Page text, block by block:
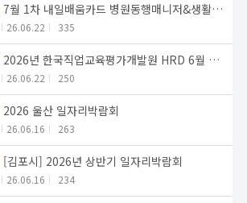
7월 1차 내일배움카드 병원동행매니저&생활지원사 교육생 모집
26.06.22 335
2026년 한국직업교육평가개발원 HRD 6월 교육과정 생활지원사 취업지원 설명회
26.06.22 250
2026 울산 일자리박람회
26.06.16 263
[김포시] 2026년 상반기 일자리박람회
26.06.16 234